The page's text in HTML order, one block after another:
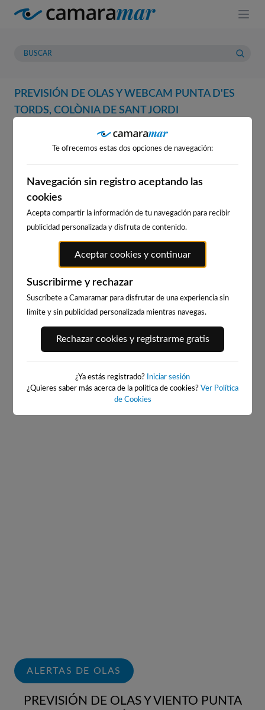
PREVISIÓN DE OLAS Y WEBCAM PUNTA D'ES
TORDS, COLÒNIA DE SANT JORDI
PREVISIÓN METEOROLOGÍA
WEBCAM PUNTA D'ES TORDS,
COLÒNIA DE SANT JORDI
WEBCAMS CERCANAS
PORT ANDRATX
57km · Andratx
PLAYA DE SITGES
0.1 m CHOPI
ALERTAS DE OLAS
PREVISIÓN DE OLAS Y VIENTO PUNTA
Te ofrecemos estas dos opciones de navegación:
Navegación sin registro aceptando las
cookies
Acepta compartir la información de tu navegación para recibir
publicidad personalizada y disfruta de contenido.
Aceptar cookies y continuar
Suscribirme y rechazar
Suscríbete a Camaramar para disfrutar de una experiencia sin
límite y sin publicidad personalizada mientras navegas.
Rechazar cookies y registrarme gratis
¿Ya estás registrado?
Iniciar sesión
¿Quieres saber más acerca de la política de cookies? Ver Política
de Cookies